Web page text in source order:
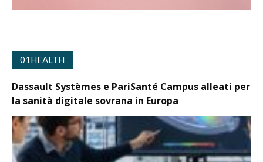
01HEALTH
Dassault Systèmes e PariSanté Campus alleati per
la sanità digitale sovrana in Europa